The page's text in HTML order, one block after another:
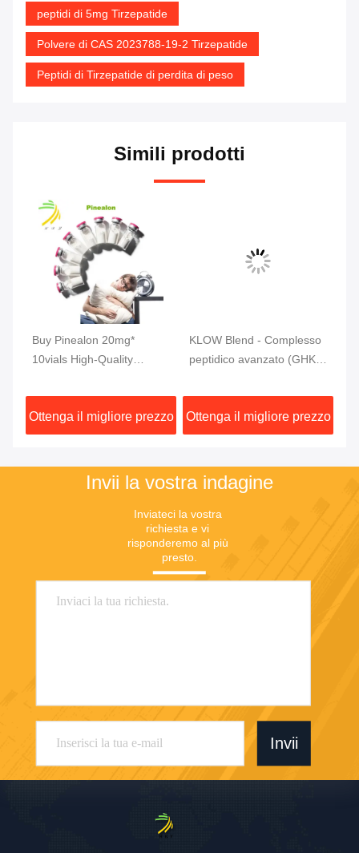
peptidi di 5mg Tirzepatide
Polvere di CAS 2023788-19-2 Tirzepatide
Peptidi di Tirzepatide di perdita di peso
Simili prodotti
Buy Pinealon 20mg*
10vials High-Quality
Ottenga il migliore prezzo
KLOW Blend - Complesso
peptidico avanzato (GHK-
KPV) 80 mg
Ottenga il migliore prezzo
Invii la vostra indagine
Inviateci la vostra
richiesta e vi
risponderemo al più
presto.
Invii